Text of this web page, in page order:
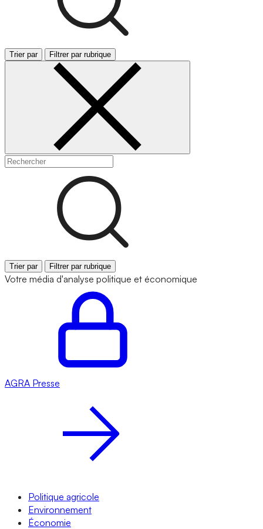
Trier par Filtrer par rubrique
Trier par Filtrer par rubrique
Votre média d'analyse politique et économique
AGRA Presse
Politique agricole
Environnement
Économie